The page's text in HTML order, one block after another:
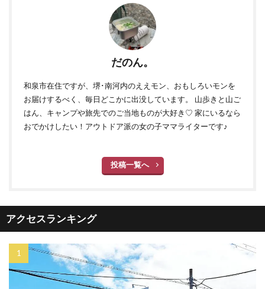
だのん。
和泉市在住ですが、堺･南河内のええモン、おもしろいモンを
お届けするべく、毎日どこかに出没しています。 山歩きと山ご
はん、キャンプや旅先でのご当地ものが大好き♡ 家にいるなら
おでかけしたい！アウトドア派の女の子ママライターです♪
投稿一覧へ
アクセスランキング